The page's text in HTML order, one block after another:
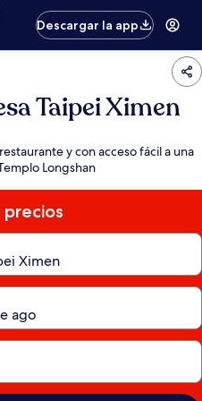
Descargar la app
Taipei Ximen
y con acceso fácil a una
Longshan